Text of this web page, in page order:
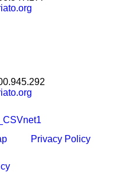
Privacy Policy